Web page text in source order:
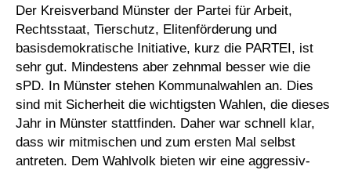
Der Kreisverband Münster der Partei für Arbeit,
Rechtsstaat, Tierschutz, Elitenförderung und
basisdemokratische Initiative, kurz die PARTEI, ist
sehr gut. Mindestens aber zehnmal besser wie die
sPD. In Münster stehen Kommunalwahlen an. Dies
sind mit Sicherheit die wichtigsten Wahlen, die dieses
Jahr in Münster stattfinden. Daher war schnell klar,
dass wir mitmischen und zum ersten Mal selbst
antreten. Dem Wahlvolk bieten wir eine aggressiv-